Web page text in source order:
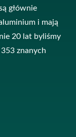
głównie
i mają
20 lat byliśmy
znanych